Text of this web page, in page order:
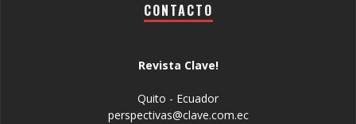
CONTACTO
Revista Clave!
Quito - Ecuador
perspectivas@clave.com.ec